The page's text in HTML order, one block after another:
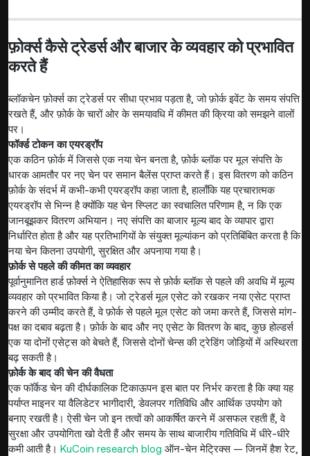
फ़ोर्क्स कैसे ट्रेडर्स और बाजार के व्यवहार को प्रभावित
करते हैं
ब्लॉकचेन फ़ोर्क्स का ट्रेडर्स पर सीधा प्रभाव पड़ता है, जो फ़ोर्क इवेंट के समय संपत्ति
रखते हैं, और फ़ोर्क के चारों ओर के समयावधि में कीमत की क्रिया को समझने वालों
पर।
फॉर्क्ड टोकन का एयरड्रॉप
एक कठिन फ़ोर्क में जिससे एक नया चेन बनता है, फ़ोर्क ब्लॉक पर मूल संपत्ति के
धारक आमतौर पर नए चेन पर समान बैलेंस प्राप्त करते हैं। इस वितरण को कठिन
फ़ोर्क के संदर्भ में कभी-कभी एयरड्रॉप कहा जाता है, हालाँकि यह प्रचारात्मक
एयरड्रॉप से भिन्न है क्योंकि यह चेन स्प्लिट का स्वचालित परिणाम है, न कि एक
जानबूझकर वितरण अभियान। नए संपत्ति का बाजार मूल्य बाद के व्यापार द्वारा
निर्धारित होता है और यह प्रतिभागियों के संयुक्त मूल्यांकन को प्रतिबिंबित करता है कि
नया चेन कितना उपयोगी, सुरक्षित और अपनाया गया है।
फ़ोर्क से पहले की कीमत का व्यवहार
पूर्वानुमानित हार्ड फ़ोर्क्स ने ऐतिहासिक रूप से फ़ोर्क ब्लॉक से पहले की अवधि में मूल्य
व्यवहार को प्रभावित किया है। जो ट्रेडर्स मूल एसेट को रखकर नया एसेट प्राप्त
करने की उम्मीद करते हैं, वे फ़ोर्क से पहले मूल एसेट को जमा करते हैं, जिससे मांग-
पक्ष का दबाव बढ़ता है। फ़ोर्क के बाद और नए एसेट के वितरण के बाद, कुछ होल्डर्स
एक या दोनों एसेट्स को बेचते हैं, जिससे दोनों चेन्स की ट्रेडिंग जोड़ियों में अस्थिरता
बढ़ सकती है।
फ़ोर्क के बाद की चेन की वैधता
एक फॉर्केड चेन की दीर्घकालिक टिकाऊपन इस बात पर निर्भर करता है कि क्या यह
पर्याप्त माइनर या वैलिडेटर भागीदारी, डेवलपर गतिविधि और आर्थिक उपयोग को
बनाए रखती है। ऐसी चेन जो इन तत्वों को आकर्षित करने में असफल रहती हैं, वे
सुरक्षा और उपयोगिता खो देती हैं और समय के साथ बाजारीय गतिविधि में धीरे-धीरे
कमी आती है। KuCoin research blog ऑन-चेन मेट्रिक्स — जिनमें हैश रेट,